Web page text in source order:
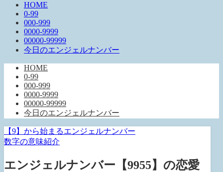
HOME
0-99
000-999
0000-9999
00000-99999
今日のエンジェルナンバー
HOME
0-99
000-999
0000-9999
00000-99999
今日のエンジェルナンバー
【9】から始まるエンジェルナンバー
数字の意味紹介
エンジェルナンバー【9955】の恋愛